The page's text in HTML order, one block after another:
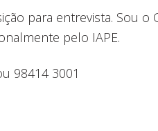
para entrevista. Sou
pelo IAPE.
98414 3001